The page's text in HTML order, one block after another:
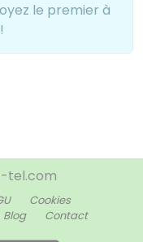
le premier à
tel.com
Cookies
Blog Contact